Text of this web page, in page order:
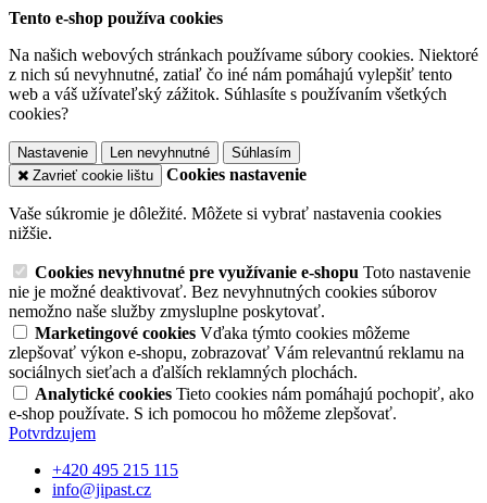
Tento e-shop používa cookies
Na našich webových stránkach používame súbory cookies. Niektoré
z nich sú nevyhnutné, zatiaľ čo iné nám pomáhajú vylepšiť tento
web a váš užívateľský zážitok. Súhlasíte s používaním všetkých
cookies?
Nastavenie Len nevyhnutné
Súhlasím
Zavrieť cookie lištu
Cookies nastavenie
Vaše súkromie je dôležité. Môžete si vybrať nastavenia cookies
nižšie.
Cookies nevyhnutné pre využívanie e-shopu Toto nastavenie
nie je možné deaktivovať. Bez nevyhnutných cookies súborov
nemožno naše služby zmysluplne poskytovať.
Marketingové cookies Vďaka týmto cookies môžeme
zlepšovať výkon e-shopu, zobrazovať Vám relevantnú reklamu na
sociálnych sieťach a ďalších reklamných plochách.
Analytické cookies Tieto cookies nám pomáhajú pochopiť, ako
e-shop používate. S ich pomocou ho môžeme zlepšovať.
Potvrdzujem
+420 495 215 115
info@jipast.cz